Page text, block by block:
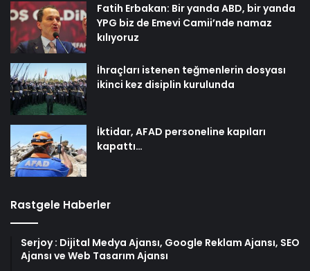
Fatih Erbakan: Bir yanda ABD, bir yanda
YPG biz de Emevi Camii’nde namaz
kılıyoruz
İhraçları istenen teğmenlerin dosyası
ikinci kez disiplin kurulunda
İktidar, AFAD personeline kapıları
kapattı…
Rastgele Haberler
Serjoy : Dijital Medya Ajansı, Google Reklam Ajansı, SEO
Ajansı ve Web Tasarım Ajansı